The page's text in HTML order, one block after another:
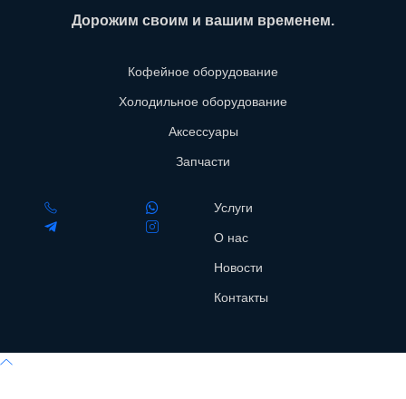
Дорожим своим и вашим временем.
Кофейное оборудование
Холодильное оборудование
Аксессуары
Запчасти
Услуги
О нас
Новости
Контакты